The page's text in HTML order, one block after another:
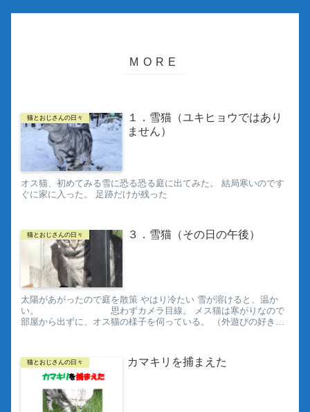
猫とおじさんの日々
１．雪猫（ユキヒョウではあり
ません）
オス猫、初めてみる雪に恐る恐る庭に出てみた。 結局寒いのです
ぐに家に入った。 足跡だけが残った
猫とおじさんの日々 ３．雪猫（その日の午後）
太陽があがったので庭を散策 やはり冷たい 雪が溶けると、温か
い。 思わずカメラ目線。 メス猫は寒がりなので
部屋から出ずに、オス猫の様子を伺っている。 （外遊びの好きな
猫とおじさんの日々 カマキリを捕まえた